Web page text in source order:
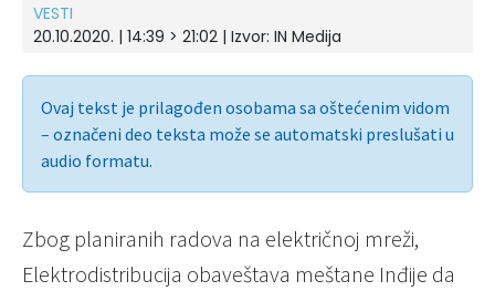
VESTI
20.10.2020. | 14:39 > 21:02 | Izvor: IN Medija
Ovaj tekst je prilagođen osobama sa oštećenim vidom
– označeni deo teksta može se automatski preslušati u
audio formatu.
Zbog planiranih radova na električnoj mreži,
Elektrodistribucija obaveštava meštane Inđije da